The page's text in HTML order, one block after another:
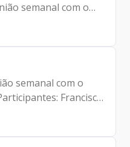
semanal com o
da Prodam)
semanal com o
da Prodam)
(Assessor da